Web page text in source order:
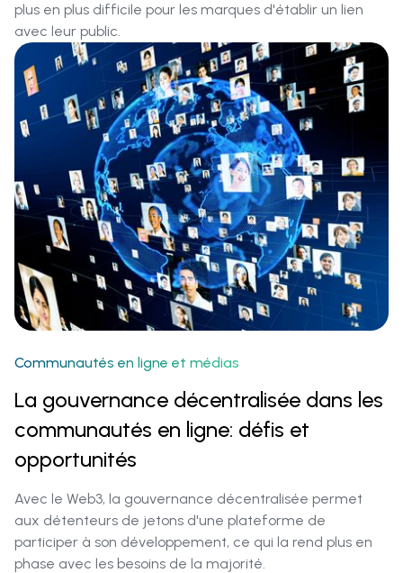
plus en plus difficile pour les marques d'établir un lien
avec leur public.
Communautés en ligne et médias‍
La gouvernance décentralisée dans les
communautés en ligne: défis et
opportunités
Avec le Web3, la gouvernance décentralisée permet
aux détenteurs de jetons d'une plateforme de
participer à son développement, ce qui la rend plus en
phase avec les besoins de la majorité.